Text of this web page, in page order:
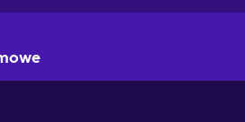
Mimo że ich poprzednie rządy
dobiegły końca, ekipa ponownie
Nowym Jorku, aby stawić czoła